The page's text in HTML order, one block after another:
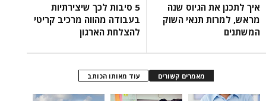
איך לתכנן את הגיוס שנה
מראש, למרות תנאי השוק
המשתנים
5 סיבות לכך שיצירתיות
בעבודה מהווה מרכיב קריטי
להצלחת הארגון
מאמרים קשורים עוד מאותו הכותב